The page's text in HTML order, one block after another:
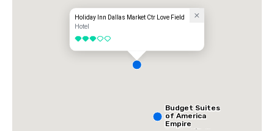
Holiday Inn Dallas Market Ctr Love Field
Hotel
3 de 5
Budget Suites
of America
Empire